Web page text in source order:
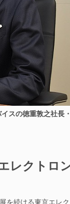
スの徳重敦之社長
クトロ
を続ける東京エレ